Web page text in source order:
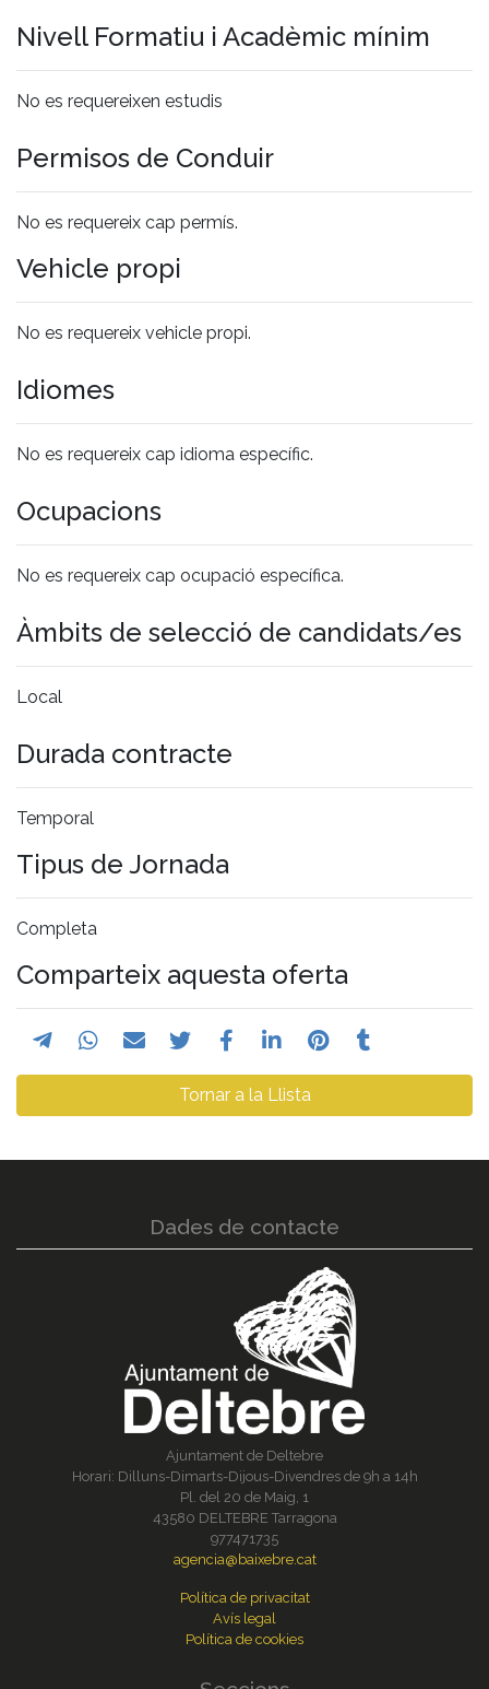
Nivell Formatiu i Acadèmic mínim
No es requereixen estudis
Permisos de Conduir
No es requereix cap permís.
Vehicle propi
No es requereix vehicle propi.
Idiomes
No es requereix cap idioma específic.
Ocupacions
No es requereix cap ocupació específica.
Àmbits de selecció de candidats/es
Local
Durada contracte
Temporal
Tipus de Jornada
Completa
Comparteix aquesta oferta
Tornar a la Llista
Dades de contacte
Ajuntament de Deltebre
Horari: Dilluns-Dimarts-Dijous-Divendres de 9h a 14h
Pl. del 20 de Maig, 1
43580 DELTEBRE Tarragona
977471735
agencia@baixebre.cat
Política de privacitat
Avís legal
Política de cookies